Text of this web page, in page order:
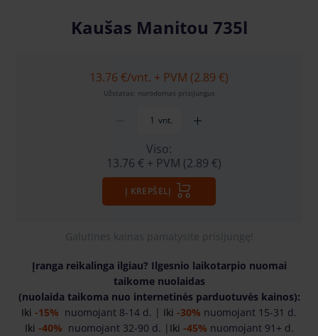
Kaušas Manitou 735l
13.76 €/vnt. + PVM (2.89 €)
Užstatas: nurodomas prisijungus
vnt.
Viso:
13.76 € + PVM (2.89 €)
Į KREPŠELĮ
Galutines kainas pamatysite prisijungę!
Įranga reikalinga ilgiau? Ilgesnio laikotarpio nuomai
taikome nuolaidas
(nuolaida taikoma nuo internetinės parduotuvės kainos):
Iki -15% nuomojant 8-14 d. | Iki -30% nuomojant 15-31 d.
Iki -40% nuomojant 32-90 d. | Iki -45% nuomojant 91+ d.